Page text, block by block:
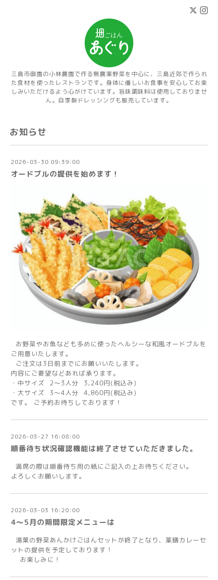
三島市御園の小林農園で作る無農薬野菜を中心に、三島近郊で作られ
た食材を使ったレストランです。身体に優しいお食事を安心してお楽
しみいただけるよう心がけています。旨味調味料は使用しておりませ
ん。自家製ドレッシングも販売しています。
お知らせ
2026-03-30 09:39:00
オードブルの提供を始めます！
お野菜やお魚なども多めに使ったヘルシーな和風オードブルを
ご用意いたします。
ご注文は3日前までにお願いいたします。
内容にご要望などあれば承ります。
・中サイズ 2～3人分 3,240円(税込み)
・大サイズ 3～4人分 4,860円(税込み)
です。 ご予約お待ちしております！
2026-03-27 16:08:00
順番待ち状況確認機能は終了させていただきました。
満席の際は順番待ち用の紙にご記入の上お待ちください。
よろしくお願いします。
2026-03-03 16:20:00
4～5月の期間限定メニューは
湯葉の野菜あんかけごはんセットが終了となり、薬膳カレーセ
ットの提供を予定しております！
お楽しみに！